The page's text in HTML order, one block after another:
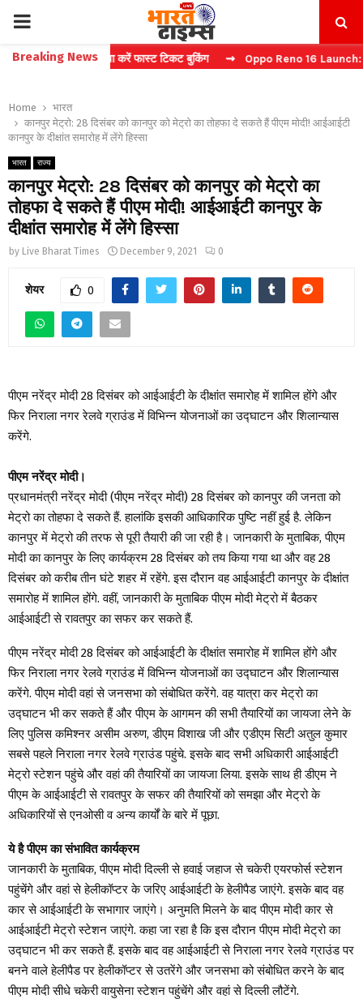
PRIMARY
MENU
Breaking News
बिना कैप्चा करें फास्ट टिकट बुकिंग ⇝ Oppo Reno 16 Launch: 2 जुलाई
Home
भारत
कानपुर मेट्रो: 28 दिसंबर को कानपुर को मेट्रो का तोहफा दे सकते हैं पीएम मोदी! आईआईटी
कानपुर के दीक्षांत समारोह में लेंगे हिस्सा
भारत राज्य
कानपुर मेट्रो: 28 दिसंबर को कानपुर को मेट्रो का
तोहफा दे सकते हैं पीएम मोदी! आईआईटी कानपुर के
दीक्षांत समारोह में लेंगे हिस्सा
by Live Bharat Times December 9, 2021 0
शेयर 0
पीएम नरेंद्र मोदी 28 दिसंबर को आईआईटी के दीक्षांत समारोह में शामिल होंगे और
फिर निराला नगर रेलवे ग्राउंड में विभिन्न योजनाओं का उद्घाटन और शिलान्यास
करेंगे.
पीएम नरेंद्र मोदी।
प्रधानमंत्री नरेंद्र मोदी (पीएम नरेंद्र मोदी) 28 दिसंबर को कानपुर की जनता को
मेट्रो का तोहफा दे सकते हैं. हालांकि इसकी आधिकारिक पुष्टि नहीं हुई है. लेकिन
कानपुर में मेट्रो की तरफ से पूरी तैयारी की जा रही है। जानकारी के मुताबिक, पीएम
मोदी का कानपुर के लिए कार्यक्रम 28 दिसंबर को तय किया गया था और वह 28
दिसंबर को करीब तीन घंटे शहर में रहेंगे. इस दौरान वह आईआईटी कानपुर के दीक्षांत
समारोह में शामिल होंगे. वहीं, जानकारी के मुताबिक पीएम मोदी मेट्रो में बैठकर
आईआईटी से रावतपुर का सफर कर सकते हैं.
पीएम नरेंद्र मोदी 28 दिसंबर को आईआईटी के दीक्षांत समारोह में शामिल होंगे और
फिर निराला नगर रेलवे ग्राउंड में विभिन्न योजनाओं का उद्घाटन और शिलान्यास
करेंगे. पीएम मोदी वहां से जनसभा को संबोधित करेंगे. वह यात्रा कर मेट्रो का
उद्घाटन भी कर सकते हैं और पीएम के आगमन की सभी तैयारियों का जायजा लेने के
लिए पुलिस कमिश्नर असीम अरुण, डीएम विशाख जी और एडीएम सिटी अतुल कुमार
सबसे पहले निराला नगर रेलवे ग्राउंड पहुंचे. इसके बाद सभी अधिकारी आईआईटी
मेट्रो स्टेशन पहुंचे और वहां की तैयारियों का जायजा लिया. इसके साथ ही डीएम ने
पीएम के आईआईटी से रावतपुर के सफर की तैयारियों को समझा और मेट्रो के
अधिकारियों से एनओसी व अन्य कार्यों के बारे में पूछा.
ये है पीएम का संभावित कार्यक्रम
जानकारी के मुताबिक, पीएम मोदी दिल्ली से हवाई जहाज से चकेरी एयरफोर्स स्टेशन
पहुंचेंगे और वहां से हेलीकॉप्टर के जरिए आईआईटी के हेलीपैड जाएंगे. इसके बाद वह
कार से आईआईटी के सभागार जाएंगे। अनुमति मिलने के बाद पीएम मोदी कार से
आईआईटी मेट्रो स्टेशन जाएंगे. कहा जा रहा है कि इस दौरान पीएम मोदी मेट्रो का
उद्घाटन भी कर सकते हैं. इसके बाद वह आईआईटी से निराला नगर रेलवे ग्राउंड पर
बनने वाले हेलीपैड पर हेलीकॉप्टर से उतरेंगे और जनसभा को संबोधित करने के बाद
पीएम मोदी सीधे चकेरी वायुसेना स्टेशन पहुंचेंगे और वहां से दिल्ली लौटेंगे.